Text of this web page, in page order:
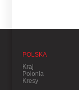
POLSKA
Kraj
Polonia
Kresy